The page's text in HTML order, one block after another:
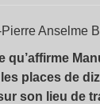
Anselme
qu’affirme
places de
son lieu de